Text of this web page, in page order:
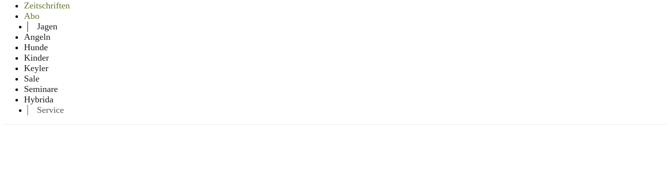
Zeitschriften
Abo
Jagen
Angeln
Hunde
Kinder
Keyler
Sale
Seminare
Hybrida
Service